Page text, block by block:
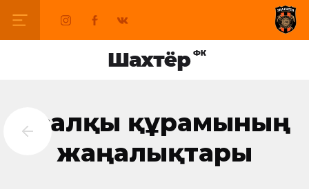
Қосалқы құрамының
жаңалықтары